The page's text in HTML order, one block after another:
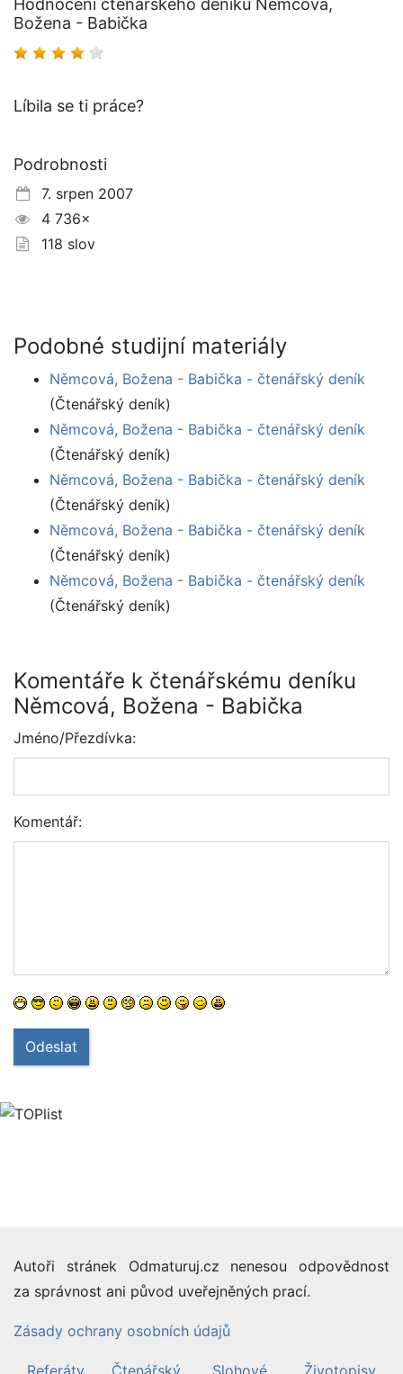
Hodnocení čtenářského deníku Němcová,
Božena - Babička
Líbila se ti práce?
Podrobnosti
7. srpen 2007
4 736×
118 slov
Podobné studijní materiály
Němcová, Božena - Babička - čtenářský deník
(Čtenářský deník)
Němcová, Božena - Babička - čtenářský deník
(Čtenářský deník)
Němcová, Božena - Babička - čtenářský deník
(Čtenářský deník)
Němcová, Božena - Babička - čtenářský deník
(Čtenářský deník)
Němcová, Božena - Babička - čtenářský deník
(Čtenářský deník)
Komentáře k čtenářskému deníku
Němcová, Božena - Babička
Jméno/Přezdívka:
Komentář:
Odeslat
Autoři stránek Odmaturuj.cz nenesou odpovědnost
za správnost ani původ uveřejněných prací.
Zásady ochrany osobních údajů
Referáty Čtenářský Slohové Životopisy